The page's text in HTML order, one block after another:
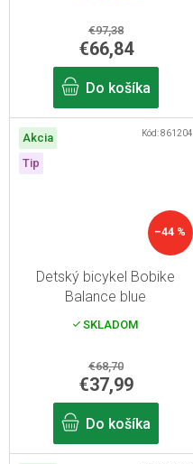
€97,38
€66,84
Do košíka
Akcia
Tip
–44 %
Detský bicykel Bobike
Balance blue
SKLADOM
€68,70
€37,99
Do košíka
Kód:861204